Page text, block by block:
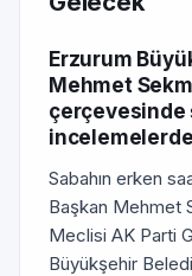
Erzurum
Mehmet
çerçevesinde
Sabahın erken
Başkan Mehmet
Meclisi AK Parti
Büyükşehir